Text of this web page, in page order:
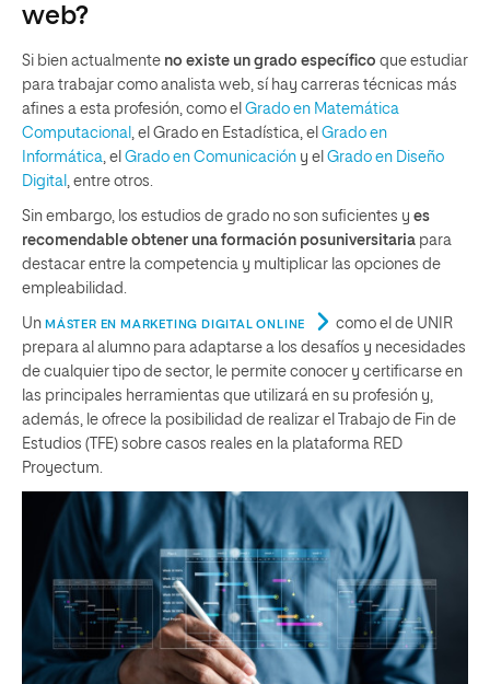
web?
Si bien actualmente no existe un grado específico que estudiar
para trabajar como analista web, sí hay carreras técnicas más
afines a esta profesión, como el Grado en Matemática
Computacional , el Grado en Estadística, el Grado en
Informática, el Grado en Comunicación y el Grado en Diseño
Digital , entre otros.
Sin embargo, los estudios de grado no son suficientes y es
recomendable obtener una formación posuniversitaria para
destacar entre la competencia y multiplicar las opciones de
empleabilidad.
Un MÁSTER EN MARKETING DIGITAL ONLINE
como el de UNIR
prepara al alumno para adaptarse a los desafíos y necesidades
de cualquier tipo de sector, le permite conocer y certificarse en
las principales herramientas que utilizará en su profesión y,
además, le ofrece la posibilidad de realizar el Trabajo de Fin de
Estudios (TFE) sobre casos reales en la plataforma RED
Proyectum.